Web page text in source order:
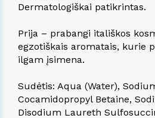
Dermatologiškai patikrintas.
Prija – prabangi itališkos
egzotiškais aromatais, kurie
ilgam įsimena.
Sudėtis: Aqua (Water),
Cocamidopropyl Betaine,
Disodium Laureth